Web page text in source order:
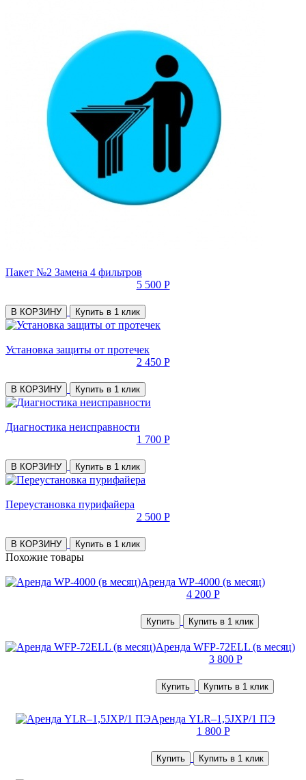
Пакет №2 Замена 4 фильтров
5 500 Р
В КОРЗИНУ Купить в 1 клик
Установка защиты от протечек
2 450 Р
В КОРЗИНУ Купить в 1 клик
Диагностика неисправности
1 700 Р
В КОРЗИНУ Купить в 1 клик
Переустановка пурифайера
2 500 Р
В КОРЗИНУ Купить в 1 клик
Похожие товары
Аренда WP-4000 (в месяц)
4 200 Р
Купить Купить в 1 клик
Аренда WFP-72ELL (в месяц)
3 800 Р
Купить Купить в 1 клик
Аренда YLR–1,5JXP/1 ПЭ
1 800 Р
Купить Купить в 1 клик